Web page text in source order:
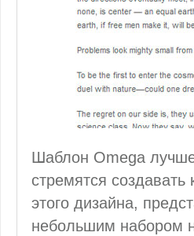
Шаблон Omega
стремятся
этого дизайна,
небольшим набором